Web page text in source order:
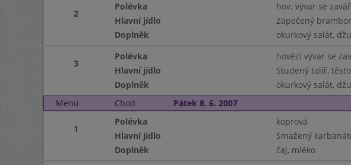
2
Polévka
hov. vývar se
Hlavní jídlo
Zapečený
Doplněk
okurkový salát,
3
Polévka
hovězí vývar se
Hlavní jídlo
Studený talíř,
Doplněk
okurkový salát,
Menu
Chod Pátek 8. 6. 2007
1
Polévka
koprová
Hlavní jídlo
Smažený
Doplněk
čaj, mléko